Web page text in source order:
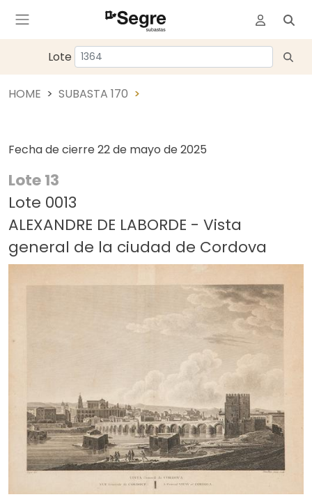
Lote
HOME SUBASTA 170
Fecha de cierre 22 de mayo de 2025
Lote 13
Lote 0013
ALEXANDRE DE LABORDE - Vista
general de la ciudad de Cordova